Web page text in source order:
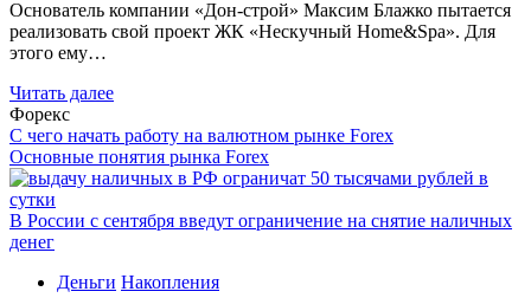
Основатель компании «Дон-строй» Максим Блажко пытается
реализовать свой проект ЖК «Нескучный Home&Spa». Для
этого ему…
Читать далее
Форекс
С чего начать работу на валютном рынке Forex
Основные понятия рынка Forex
В России с сентября введут ограничение на снятие наличных
денег
Деньги Накопления